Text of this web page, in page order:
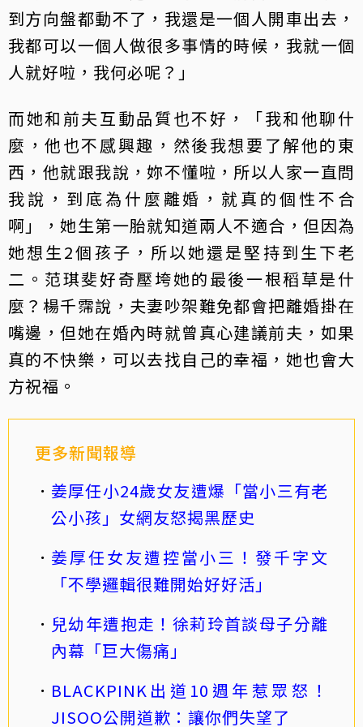
到方向盤都動不了，我還是一個人開車出去，
我都可以一個人做很多事情的時候，我就一個
人就好啦，我何必呢？」
而她和前夫互動品質也不好，「我和他聊什
麼，他也不感興趣，然後我想要了解他的東
西，他就跟我說，妳不懂啦，所以人家一直問
我說，到底為什麼離婚，就真的個性不合
啊」，她生第一胎就知道兩人不適合，但因為
她想生2個孩子，所以她還是堅持到生下老
二。范琪斐好奇壓垮她的最後一根稻草是什
麼？楊千霈說，夫妻吵架難免都會把離婚掛在
嘴邊，但她在婚內時就曾真心建議前夫，如果
真的不快樂，可以去找自己的幸福，她也會大
方祝福。
更多新聞報導
姜厚任小24歲女友遭爆「當小三有老
公小孩」女網友怒揭黑歷史
姜厚任女友遭控當小三！發千字文
「不學邏輯很難開始好好活」
兒幼年遭抱走！徐莉玲首談母子分離
內幕「巨大傷痛」
BLACKPINK出道10週年惹眾怒！
JISOO公開道歉：讓你們失望了